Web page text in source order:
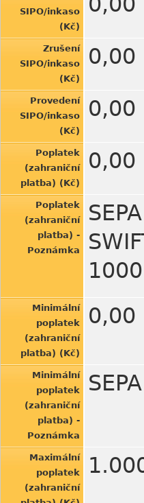
SIPO/inkaso
(Kč)
Zrušení
SIPO/inkaso
(Kč)
0,00
Provedení
SIPO/inkaso
(Kč)
0,00
Poplatek
(zahraniční
platba) (Kč)
0,00
Poplatek
(zahraniční
platba) -
Poznámka
Minimální
poplatek
(zahraniční
platba) (Kč)
0,00
Minimální
poplatek
(zahraniční
platba) -
Poznámka
Maximální
poplatek
(zahraniční